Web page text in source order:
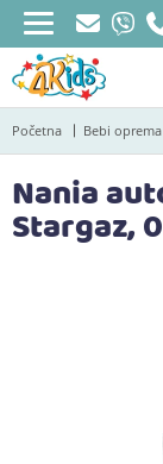
Početna Bebi oprema
Nania
Stargaz,